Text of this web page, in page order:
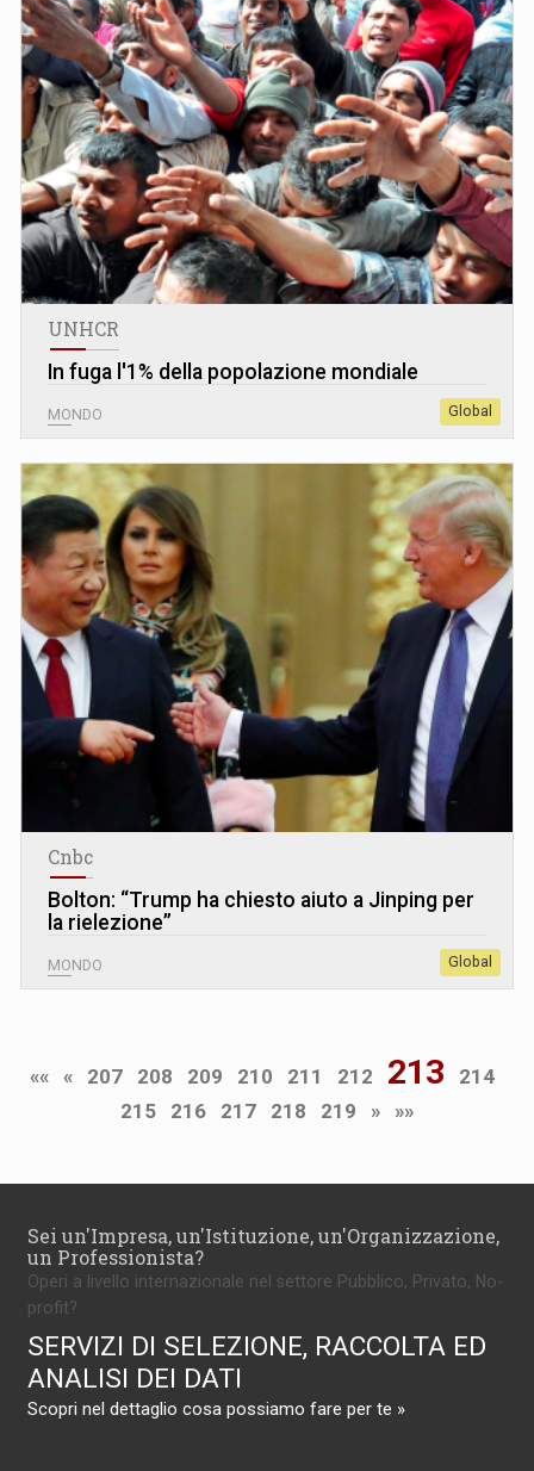
UNHCR
In fuga l'1% della popolazione mondiale
MONDO Global
Cnbc
Bolton: “Trump ha chiesto aiuto a Jinping per
la rielezione”
MONDO Global
«« « 207 208 209 210 211 212 213
214
215
216 217 218 219 » »»
Sei un'Impresa, un'Istituzione, un'Organizzazione,
un Professionista?
Operi a livello internazionale nel settore Pubblico, Privato, No-
profit?
SERVIZI DI SELEZIONE, RACCOLTA ED
ANALISI DEI DATI
Scopri nel dettaglio cosa possiamo fare per te »